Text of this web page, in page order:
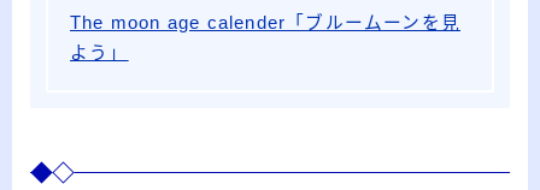
The moon age calender「ブルームーンを見
よう」